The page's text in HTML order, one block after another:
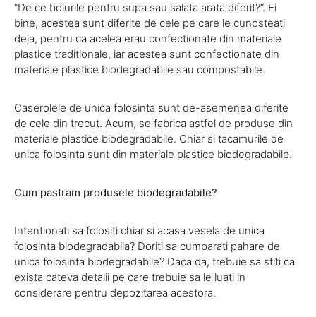
“De ce bolurile pentru supa sau salata arata diferit?”. Ei
bine, acestea sunt diferite de cele pe care le cunosteati
deja, pentru ca acelea erau confectionate din materiale
plastice traditionale, iar acestea sunt confectionate din
materiale plastice biodegradabile sau compostabile.
Caserolele de unica folosinta sunt de-asemenea diferite
de cele din trecut. Acum, se fabrica astfel de produse din
materiale plastice biodegradabile. Chiar si tacamurile de
unica folosinta sunt din materiale plastice biodegradabile.
Cum pastram produsele biodegradabile?
Intentionati sa folositi chiar si acasa vesela de unica
folosinta biodegradabila? Doriti sa cumparati pahare de
unica folosinta biodegradabile? Daca da, trebuie sa stiti ca
exista cateva detalii pe care trebuie sa le luati in
considerare pentru depozitarea acestora.